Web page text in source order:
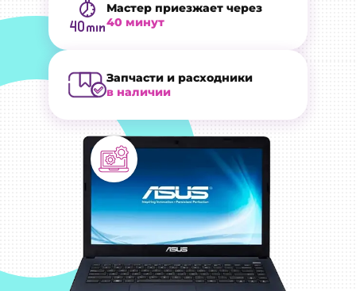
Мастер приезжает через
40 минут
Запчасти и расходники
в наличии